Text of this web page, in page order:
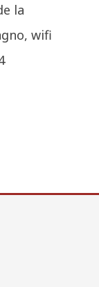
la
wifi